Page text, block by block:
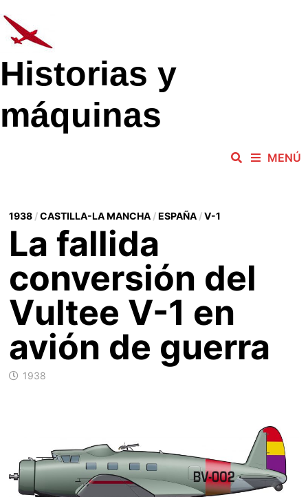
al
contenido
Historias y
máquinas
MENÚ
1938/CASTILLA-LA MANCHA/ESPAÑA/V-1
La fallida
conversión del
Vultee V-1 en
avión de guerra
1938